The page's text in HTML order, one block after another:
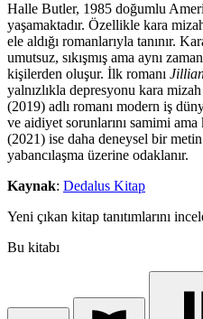
Halle Butler, 1985 doğumlu
yaşamaktadır. Özellikle kara
ele aldığı romanlarıyla tanınır.
umutsuz, sıkışmış ama aynı
kişilerden oluşur. İlk romanı
yalnızlıkla depresyonu kara
(2019) adlı romanı modern iş
ve aidiyet sorunlarını samimi
(2021) ise daha deneysel bir
yabancılaşma üzerine odaklanır.
Kaynak: Dedalus Kitap
Yeni çıkan kitap tanıtımlarını
Bu kitabı